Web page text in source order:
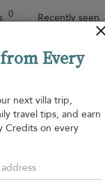
0 Recently seen
beach
Every
next villa trip,
travel tips, and earn
Credits on every